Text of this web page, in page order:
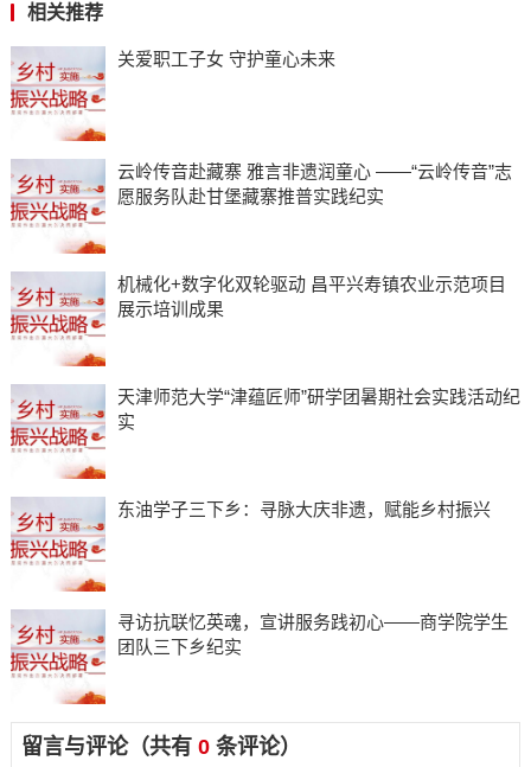
相关推荐
关爱职工子女 守护童心未来
云岭传音赴藏寨 雅言非遗润童心 ——“云岭传音”志
愿服务队赴甘堡藏寨推普实践纪实
机械化+数字化双轮驱动 昌平兴寿镇农业示范项目
展示培训成果
天津师范大学“津蕴匠师”研学团暑期社会实践活动纪
实
东油学子三下乡：寻脉大庆非遗，赋能乡村振兴
寻访抗联忆英魂，宣讲服务践初心——商学院学生
团队三下乡纪实
留言与评论（共有 0条评论）